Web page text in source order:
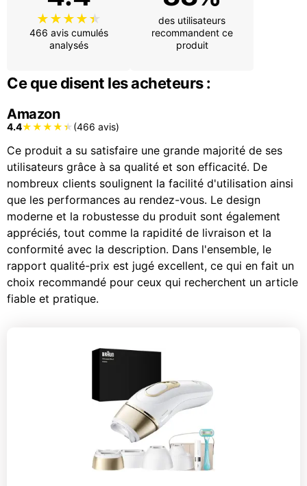
466 avis cumulés
analysés
des utilisateurs
recommandent ce
produit
Ce que disent les acheteurs :
Amazon
4.4 (466 avis)
Ce produit a su satisfaire une grande majorité de ses
utilisateurs grâce à sa qualité et son efficacité. De
nombreux clients soulignent la facilité d'utilisation ainsi
que les performances au rendez-vous. Le design
moderne et la robustesse du produit sont également
appréciés, tout comme la rapidité de livraison et la
conformité avec la description. Dans l'ensemble, le
rapport qualité-prix est jugé excellent, ce qui en fait un
choix recommandé pour ceux qui recherchent un article
fiable et pratique.